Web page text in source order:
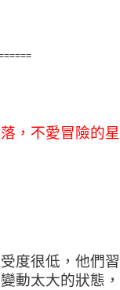
，不愛冒險的
度很低，他們
動太大的狀態